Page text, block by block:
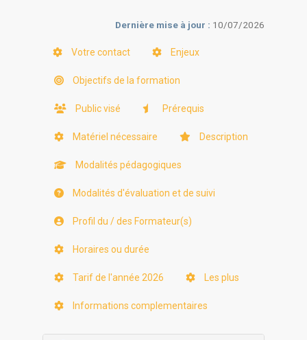
Dernière mise à jour : 10/07/2026
Votre contact Enjeux
Objectifs de la formation
Public visé Prérequis
Matériel nécessaire Description
Modalités pédagogiques
Modalités d'évaluation et de suivi
Profil du / des Formateur(s)
Horaires ou durée
Tarif de l'année 2026 Les plus
Informations complementaires